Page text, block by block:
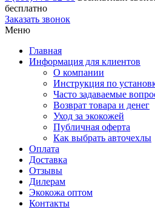
бесплатно
Заказать звонок
Меню
Главная
Информация для клиентов
О компании
Инструкция по
Часто задаваемые
Возврат товара и денег
Уход за экокожей
Публичная оферта
Как выбрать авточехлы
Оплата
Доставка
Отзывы
Дилерам
Экокожа оптом
Контакты